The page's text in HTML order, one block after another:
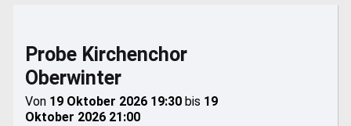
Probe Kirchenchor
Oberwinter
Von 19 Oktober 2026 19:30 bis 19
Oktober 2026 21:00